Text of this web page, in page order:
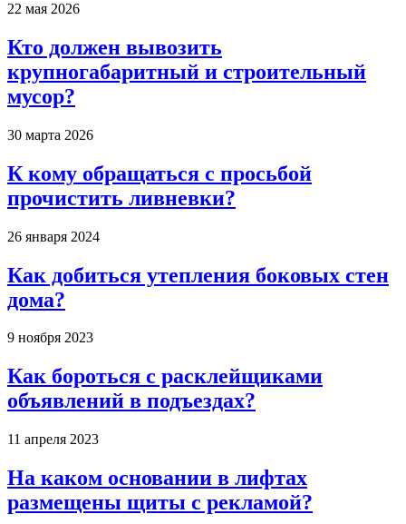
22 мая 2026
Кто должен вывозить
крупногабаритный и строительный
мусор?
30 марта 2026
К кому обращаться с просьбой
прочистить ливневки?
26 января 2024
Как добиться утепления боковых стен
дома?
9 ноября 2023
Как бороться с расклейщиками
объявлений в подъездах?
11 апреля 2023
На каком основании в лифтах
размещены щиты с рекламой?